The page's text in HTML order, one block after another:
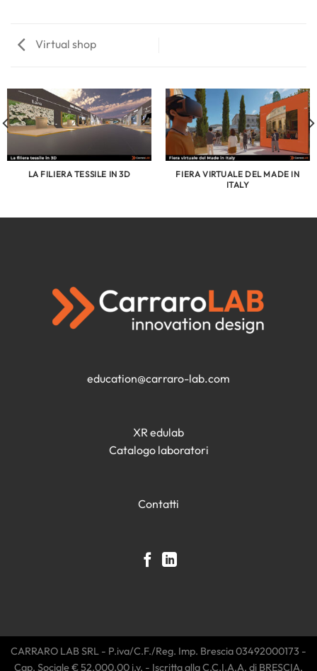
Virtual shop
LA FILIERA TESSILE IN 3D
FIERA VIRTUALE DEL MADE IN
ITALY
education@carraro-lab.com
XR edulab
Catalogo laboratori
Contatti
CARRARO LAB SRL - P.iva/C.F./Reg. Imp. Brescia 03492000173 -
Cap. Sociale € 52.000,00 i.v. - Iscritta alla C.C.I.A.A. di BRESCIA,